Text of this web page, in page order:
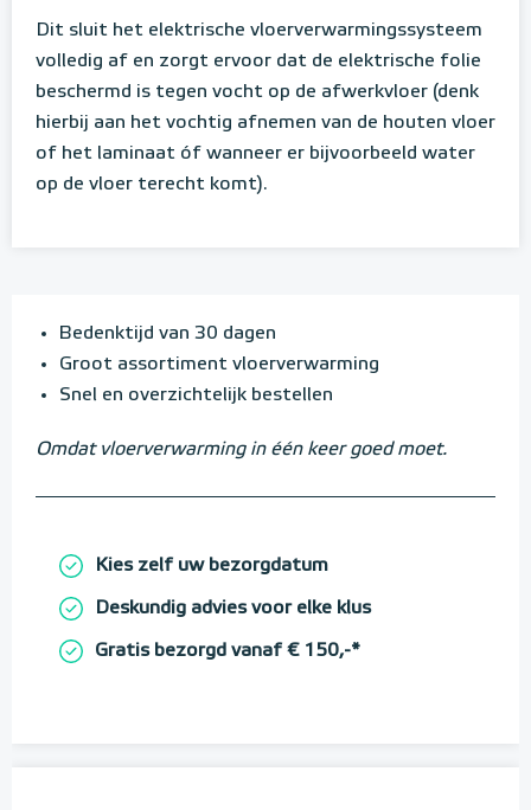
Dit sluit het elektrische vloerverwarmingssysteem
volledig af en zorgt ervoor dat de elektrische folie
beschermd is tegen vocht op de afwerkvloer (denk
hierbij aan het vochtig afnemen van de houten vloer
of het laminaat óf wanneer er bijvoorbeeld water
op de vloer terecht komt).
Bedenktijd van 30 dagen
Groot assortiment vloerverwarming
Snel en overzichtelijk bestellen
Omdat vloerverwarming in één keer goed moet.
Kies zelf uw bezorgdatum
Deskundig advies voor elke klus
Gratis bezorgd vanaf € 150,-*